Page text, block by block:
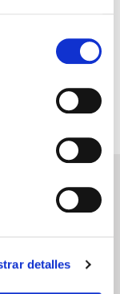
detalles
novedades en